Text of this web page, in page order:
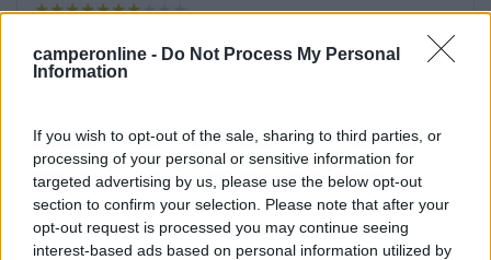
camperonline - Do Not Process My Personal
Information
If you wish to opt-out of the sale, sharing to third parties, or
processing of your personal or sensitive information for
targeted advertising by us, please use the below opt-out
section to confirm your selection. Please note that after your
opt-out request is processed you may continue seeing
interest-based ads based on personal information utilized by
Ottimo, carico e scarico, terreno dritto,
tranquillissimo, dal parcheggio partenza per
diverse escursioni. Gratis dalle 19 alle 08.30, poi 3
euro.